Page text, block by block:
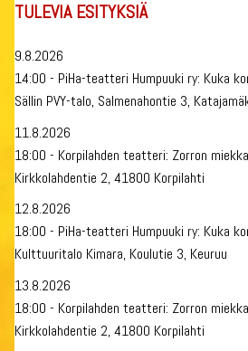
TULEVIA ESITYKSIÄ
9.8.2026
14:00 - PiHa-teatteri Humpuuki ry: Kuka
Sällin PVY-talo, Salmenahontie 3,
11.8.2026
18:00 - Korpilahden teatteri: Zorron miekka
Kirkkolahdentie 2, 41800 Korpilahti
12.8.2026
18:00 - PiHa-teatteri Humpuuki ry: Kuka
Kulttuuritalo Kimara, Koulutie 3, Keuruu
13.8.2026
18:00 - Korpilahden teatteri: Zorron miekka
Kirkkolahdentie 2, 41800 Korpilahti